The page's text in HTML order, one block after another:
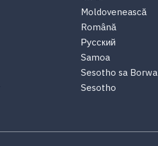
Moldovenească
Română
Русский
Samoa
Sesotho sa Borwa
Sesotho